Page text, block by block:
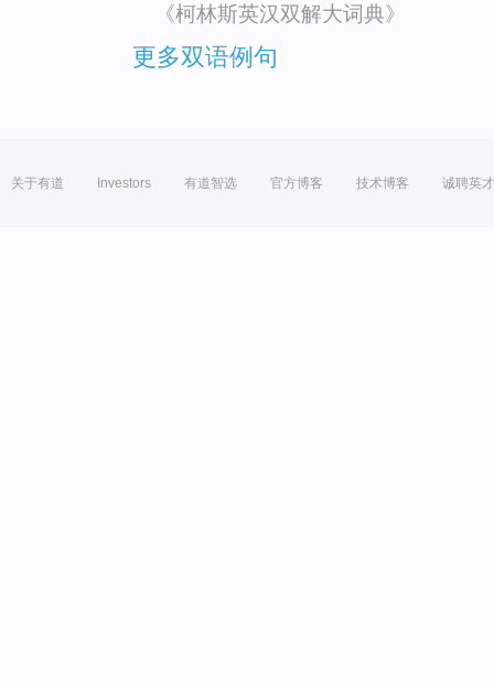
《柯林斯英汉双解大词典》
更多双语例句
关于有道 Investors 有道智选 官方博客 技术博客 诚聘英才